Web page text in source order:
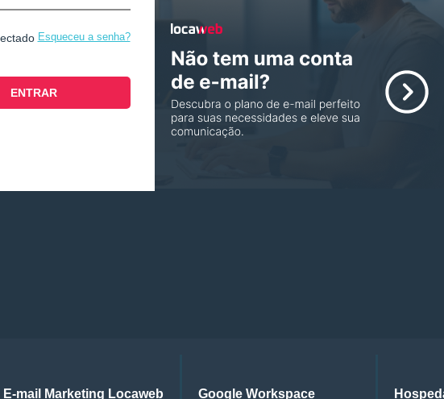
Esqueceu a senha?
E-mail Marketing Locaweb Google Workspace